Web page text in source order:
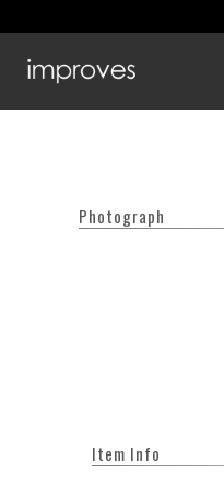
Photograph
Item Info